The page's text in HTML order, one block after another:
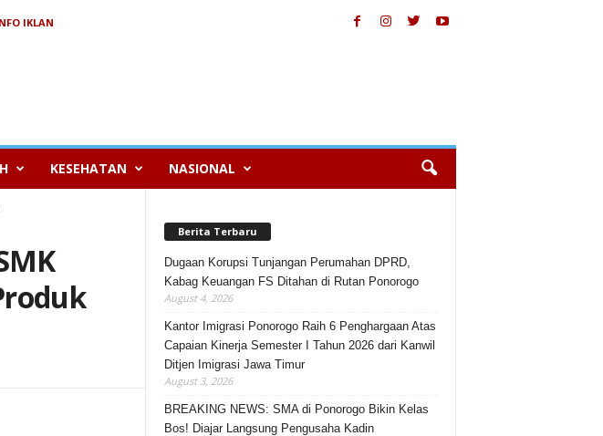
IKLAN
KESEHATAN NASIONAL
Berita Terbaru
Dugaan Korupsi Tunjangan Perumahan DPRD,
Kabag Keuangan FS Ditahan di Rutan Ponorogo
August 4, 2026
Kantor Imigrasi Ponorogo Raih 6 Penghargaan Atas
Capaian Kinerja Semester I Tahun 2026 dari Kanwil
Ditjen Imigrasi Jawa Timur
August 3, 2026
BREAKING NEWS: SMA di Ponorogo Bikin Kelas
Bos! Diajar Langsung Pengusaha Kadin